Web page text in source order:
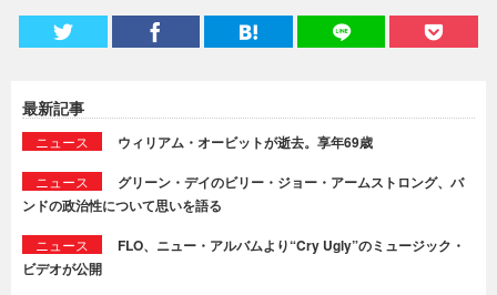
最新記事
ニュース ウィリアム・オービットが逝去。享年69歳
ニュース
グリーン・デイのビリー・ジョー・アームストロング、バ
ンドの政治性について思いを語る
ニュース
FLO、ニュー・アルバムより“Cry Ugly”のミュージック・
ビデオが公開